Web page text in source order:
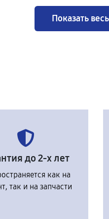
Показать
до 2-х лет
как на
так и на запчасти